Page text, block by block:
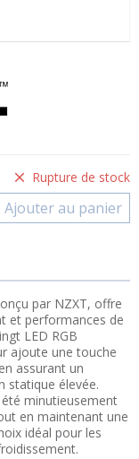
Rupture de stock
Ajouter au panier
par NZXT, offre
et performances de
LED RGB
ajoute une touche
assurant un
statique élevée.
minutieusement
en maintenant une
idéal pour les